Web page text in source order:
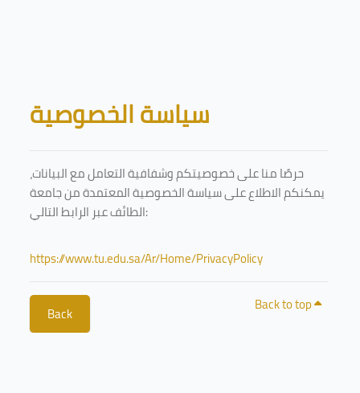
Blocks
سياسة الخصوصية
حرصًا منا على خصوصيتكم وشفافية التعامل مع البيانات،
يمكنكم الاطلاع على سياسة الخصوصية المعتمدة من جامعة
الطائف عبر الرابط التالي:
https://www.tu.edu.sa/Ar/Home/PrivacyPolicy
Back Back to top